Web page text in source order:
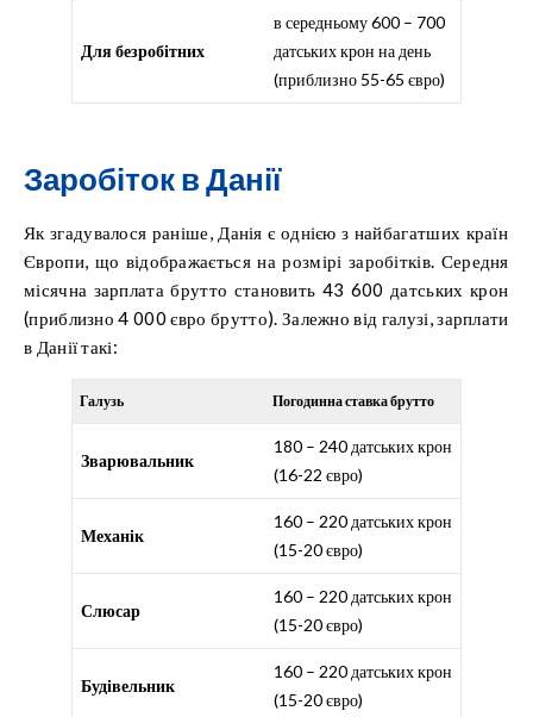
Для безробітних
в середньому 600 – 700
датських крон на день
(приблизно 55-65 євро)
Заробіток в Данії
Як згадувалося раніше, Данія є однією з найбагатших країн
Європи, що відображається на розмірі заробітків. Середня
місячна зарплата брутто становить 43 600 датських крон
(приблизно 4 000 євро брутто). Залежно від галузі, зарплати
в Данії такі:
Галузь Погодинна ставка брутто
Зварювальник
180 – 240 датських крон
(16-22 євро)
Механік
160 – 220 датських крон
(15-20 євро)
Слюсар
160 – 220 датських крон
(15-20 євро)
Будівельник
160 – 220 датських крон
(15-20 євро)